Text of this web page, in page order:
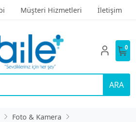
Müşteri Hizmetleri İletişim
ARA
0
Foto & Kamera